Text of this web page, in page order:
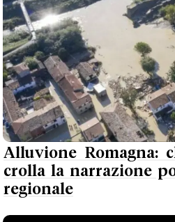
Alluvione Romagna:
crolla la narrazione
regionale